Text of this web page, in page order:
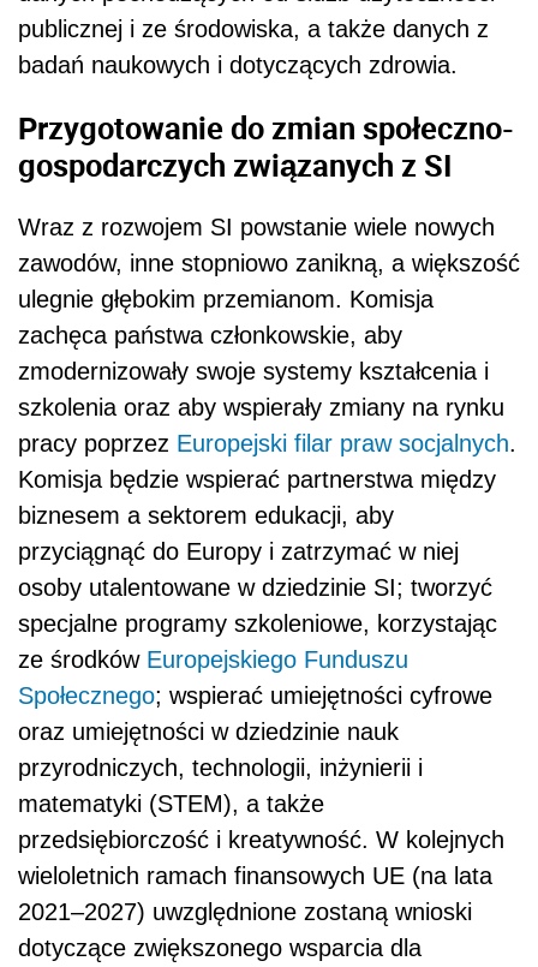
publicznej i ze środowiska, a także danych z
badań naukowych i dotyczących zdrowia.
Przygotowanie do zmian społeczno-
gospodarczych związanych z SI
Wraz z rozwojem SI powstanie wiele nowych
zawodów, inne stopniowo zanikną, a większość
ulegnie głębokim przemianom. Komisja
zachęca państwa członkowskie, aby
zmodernizowały swoje systemy kształcenia i
szkolenia oraz aby wspierały zmiany na rynku
pracy poprzez Europejski filar praw socjalnych.
Komisja będzie wspierać partnerstwa między
biznesem a sektorem edukacji, aby
przyciągnąć do Europy i zatrzymać w niej
osoby utalentowane w dziedzinie SI; tworzyć
specjalne programy szkoleniowe, korzystając
ze środków Europejskiego Funduszu
Społecznego; wspierać umiejętności cyfrowe
oraz umiejętności w dziedzinie nauk
przyrodniczych, technologii, inżynierii i
matematyki (STEM), a także
przedsiębiorczość i kreatywność. W kolejnych
wieloletnich ramach finansowych UE (na lata
2021–2027) uwzględnione zostaną wnioski
dotyczące zwiększonego wsparcia dla